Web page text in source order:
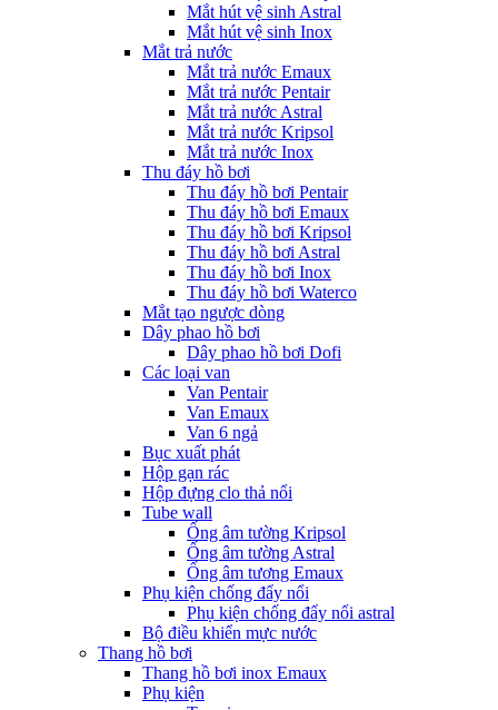
Mắt hút vệ sinh Astral
Mắt hút vệ sinh Inox
Mắt trả nước
Mắt trả nước Emaux
Mắt trả nước Pentair
Mắt trả nước Astral
Mắt trả nước Kripsol
Mắt trả nước Inox
Thu đáy hồ bơi
Thu đáy hồ bơi Pentair
Thu đáy hồ bơi Emaux
Thu đáy hồ bơi Kripsol
Thu đáy hồ bơi Astral
Thu đáy hồ bơi Inox
Thu đáy hồ bơi Waterco
Mắt tạo ngược dòng
Dây phao hồ bơi
Dây phao hồ bơi Dofi
Các loại van
Van Pentair
Van Emaux
Van 6 ngả
Bục xuất phát
Hộp gạn rác
Hộp đựng clo thả nổi
Tube wall
Ống âm tường Kripsol
Ống âm tường Astral
Ống âm tương Emaux
Phụ kiện chống đẩy nổi
Phụ kiện chống đẩy nổi astral
Bộ điều khiển mực nước
Thang hồ bơi
Thang hồ bơi inox Emaux
Phụ kiện